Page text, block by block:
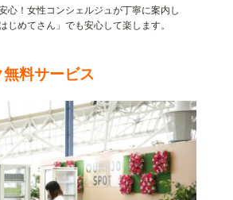
心！女性コンシェルジュが丁寧に案内し
じめてさん」でも安心して楽します。
料サービス